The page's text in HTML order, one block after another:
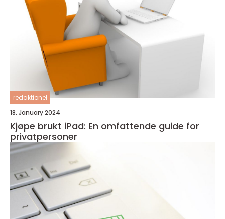
redaktionel
18. January 2024
Kjøpe brukt iPad: En omfattende guide for
privatpersoner